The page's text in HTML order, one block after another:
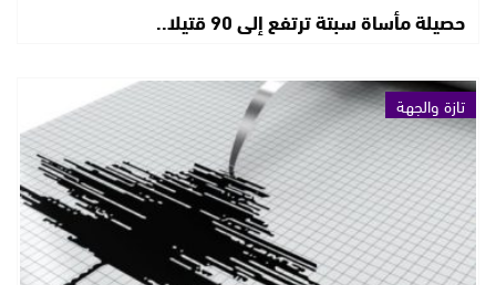
حصيلة مأساة سبتة ترتفع إلى 90 قتيلا..
تازة والجهة